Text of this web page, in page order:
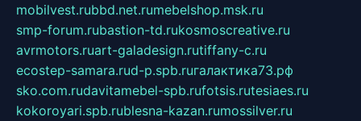
mobilvest.rubbd.net.rumebelshop.msk.ru
smp-forum.rubastion-td.rukosmoscreative.ru
avrmotors.ruart-galadesign.rutiffany-c.ru
ecostep-samara.rud-p.spb.ruгалактика73.рф
sko.com.rudavitamebel-spb.rufotsis.rutesiaes.ru
kokoroyari.spb.rublesna-kazan.rumossilver.ru